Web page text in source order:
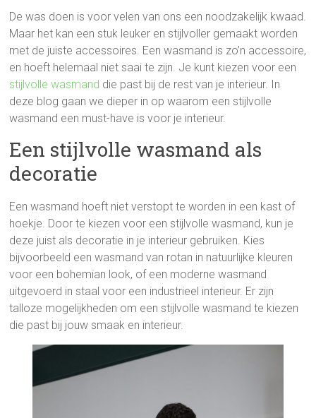
De was doen is voor velen van ons een noodzakelijk kwaad.
Maar het kan een stuk leuker en stijlvoller gemaakt worden
met de juiste accessoires. Een wasmand is zo’n accessoire,
en hoeft helemaal niet saai te zijn. Je kunt kiezen voor een
stijlvolle wasmand die past bij de rest van je interieur. In
deze blog gaan we dieper in op waarom een stijlvolle
wasmand een must-have is voor je interieur.
Een stijlvolle wasmand als
decoratie
Een wasmand hoeft niet verstopt te worden in een kast of
hoekje. Door te kiezen voor een stijlvolle wasmand, kun je
deze juist als decoratie in je interieur gebruiken. Kies
bijvoorbeeld een wasmand van rotan in natuurlijke kleuren
voor een bohemian look, of een moderne wasmand
uitgevoerd in staal voor een industrieel interieur. Er zijn
talloze mogelijkheden om een stijlvolle wasmand te kiezen
die past bij jouw smaak en interieur.